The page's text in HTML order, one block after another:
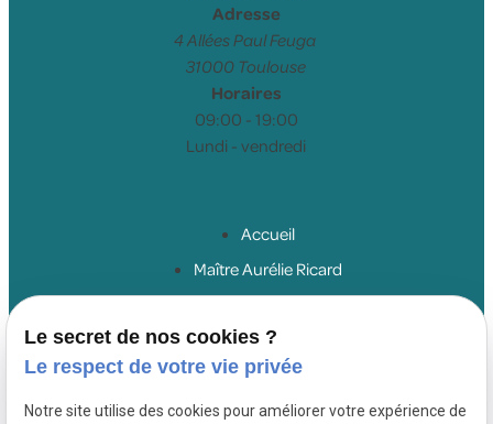
Adresse
4 Allées Paul Feuga
31000 Toulouse
Horaires
09:00 - 19:00
Lundi - vendredi
Accueil
Maître Aurélie Ricard
Droit du travail salariés
Droit du travail employeurs
Droit de la sécurité sociale
Honoraires
Le secret de nos cookies ?
Le respect de votre vie privée
Notre site utilise des cookies pour améliorer votre expérience de